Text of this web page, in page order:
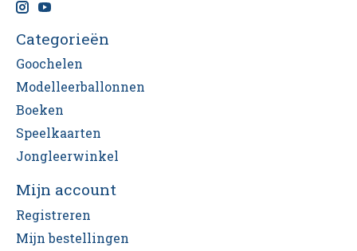
Categorieën
Goochelen
Modelleerballonnen
Boeken
Speelkaarten
Jongleerwinkel
Mijn account
Registreren
Mijn bestellingen